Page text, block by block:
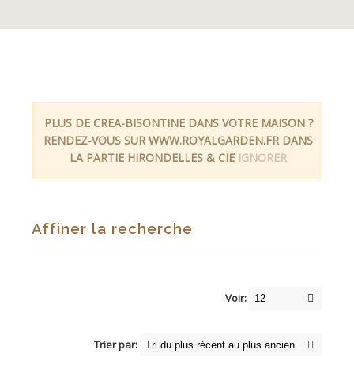
PLUS DE CREA-BISONTINE DANS VOTRE MAISON ?
RENDEZ-VOUS SUR WWW.ROYALGARDEN.FR DANS
LA PARTIE HIRONDELLES & CIE IGNORER
Affiner la recherche
Voir:
Trier par: